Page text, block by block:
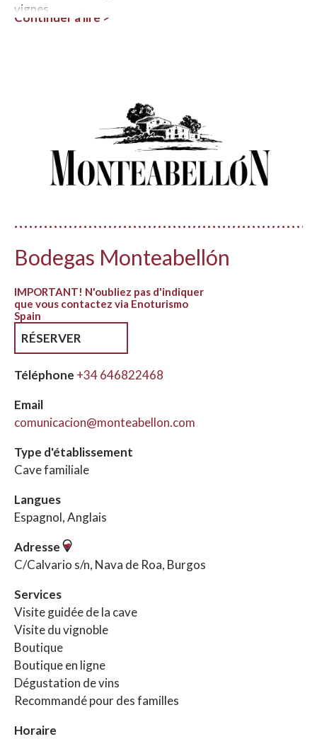
vignes.
Continuer à lire >
Bodegas Monteabellón
RÉSERVER
IMPORTANT! N'oubliez pas d'indiquer
que vous contactez via Enoturismo
Spain
Téléphone +34 646822468
Email
comunicacion@monteabellon.com
Type d'établissement
Cave familiale
Langues
Espagnol, Anglais
Adresse
C/Calvario s/n, Nava de Roa, Burgos
Services
Visite guidée de la cave
Visite du vignoble
Boutique
Boutique en ligne
Dégustation de vins
Recommandé pour des familles
Horaire